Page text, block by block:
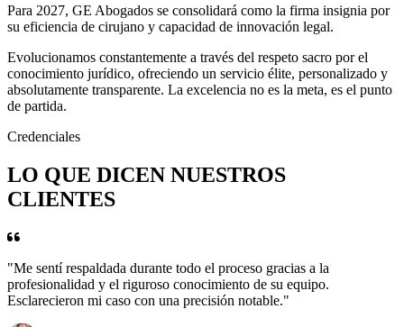
Para 2027, GE Abogados se consolidará como la firma insignia por
su eficiencia de cirujano y capacidad de innovación legal.
Evolucionamos constantemente a través del respeto sacro por el
conocimiento jurídico, ofreciendo un servicio élite, personalizado y
absolutamente transparente. La excelencia no es la meta, es el punto
de partida.
Credenciales
LO QUE DICEN NUESTROS
CLIENTES
"Me sentí respaldada durante todo el proceso gracias a la
profesionalidad y el riguroso conocimiento de su equipo.
Esclarecieron mi caso con una precisión notable."